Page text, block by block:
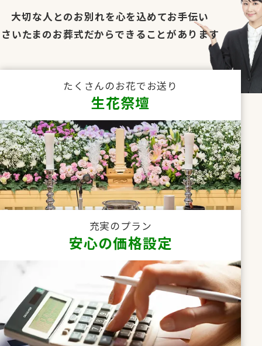
大切な人とのお別れを心を込めてお手伝い
さいたまのお葬式だからできることがあります
たくさんのお花でお送り
生花祭壇
充実のプラン
安心の価格設定